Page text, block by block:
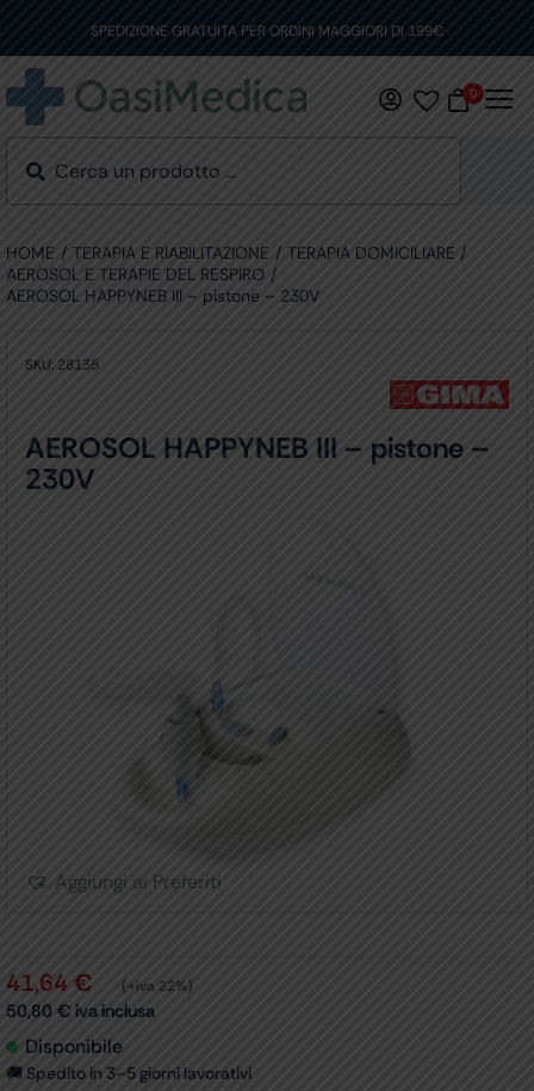
content
SPEDIZIONE GRATUITA PER ORDINI MAGGIORI DI 199€
0
HOME TERAPIA E RIABILITAZIONE
TERAPIA DOMICILIARE
AEROSOL E TERAPIE DEL RESPIRO
AEROSOL HAPPYNEB III – pistone – 230V
SKU: 28135
AEROSOL HAPPYNEB III – pistone –
230V
Aggiungi ai Preferiti
41,64€ (+iva 22%)
50,80 € iva inclusa
Disponibile
🚚 Spedito in 3–5 giorni lavorativi